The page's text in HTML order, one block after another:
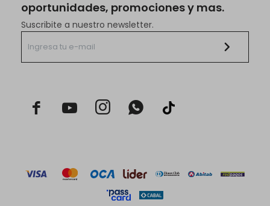
oportunidades, promociones y mas.
Suscribite a nuestro newsletter.
  